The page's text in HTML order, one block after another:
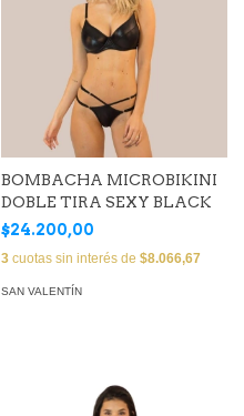
BOMBACHA MICROBIKINI
DOBLE TIRA SEXY BLACK
$24.200,00
3 cuotas sin interés de $8.066,67
SAN VALENTÍN